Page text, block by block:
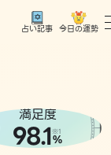
占い記事 今日の運勢
満足度
98.1※1
%